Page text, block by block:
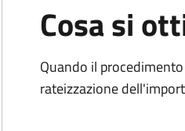
Cosa si
Quando il
rateizzazione